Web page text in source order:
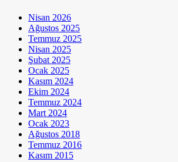
Nisan 2026
Ağustos 2025
Temmuz 2025
Nisan 2025
Şubat 2025
Ocak 2025
Kasım 2024
Ekim 2024
Temmuz 2024
Mart 2024
Ocak 2023
Ağustos 2018
Temmuz 2016
Kasım 2015